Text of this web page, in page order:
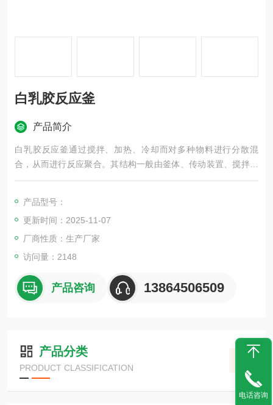
白乳胶反应釜
产品简介
白乳胶反应釜通过搅拌、加热、冷却而对多种物料进行分散混
合，从而进行反应聚合。其结构一般由釜体、传动装置、搅拌装
置、加热装置、冷却装置、密封装置组成。相应配套的辅助设
产品型号：
更新时间：2025-11-07
厂商性质：生产厂家
访问量：2148
产品咨询 13864506509
产品分类
PRODUCT CLASSIFICATION
电话咨询